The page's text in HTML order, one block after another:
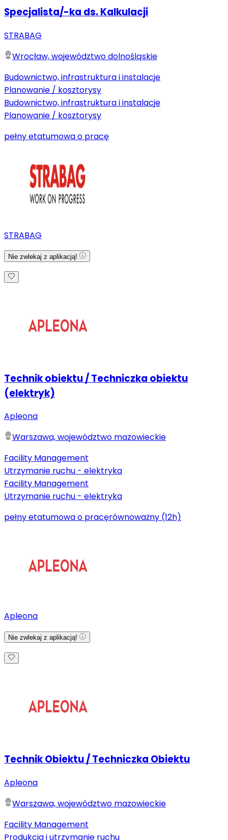
Specjalista/-ka ds. Kalkulacji
STRABAG
Wrocław, województwo dolnośląskie
Budownictwo, infrastruktura i instalacje
Planowanie / kosztorysy
Budownictwo, infrastruktura i instalacje
Planowanie / kosztorysy
pełny etatumowa o pracę
STRABAG
Nie zwlekaj z aplikacją!
Technik obiektu / Techniczka obiektu
(elektryk)
Apleona
Warszawa, województwo mazowieckie
Facility Management
Utrzymanie ruchu - elektryka
Facility Management
Utrzymanie ruchu - elektryka
pełny etatumowa o pracęrównoważny (12h)
Apleona
Nie zwlekaj z aplikacją!
Technik Obiektu / Techniczka Obiektu
Apleona
Warszawa, województwo mazowieckie
Facility Management
Produkcja i utrzymanie ruchu